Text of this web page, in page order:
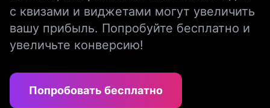
с квизами и виджетами могут увеличить
вашу прибыль. Попробуйте бесплатно и
увеличьте конверсию!
Попробовать бесплатно